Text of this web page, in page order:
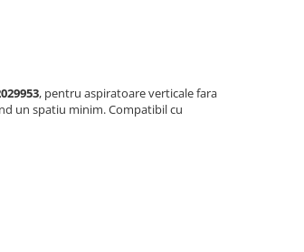
, pentru aspiratoare verticale fara
un spatiu minim. Compatibil cu